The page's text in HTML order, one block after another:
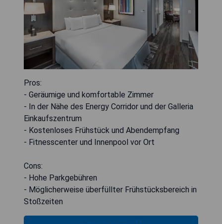
Pros:
- Geräumige und komfortable Zimmer
- In der Nähe des Energy Corridor und der Galleria
Einkaufszentrum
- Kostenloses Frühstück und Abendempfang
- Fitnesscenter und Innenpool vor Ort
Cons:
- Hohe Parkgebühren
- Möglicherweise überfüllter Frühstücksbereich in
Stoßzeiten